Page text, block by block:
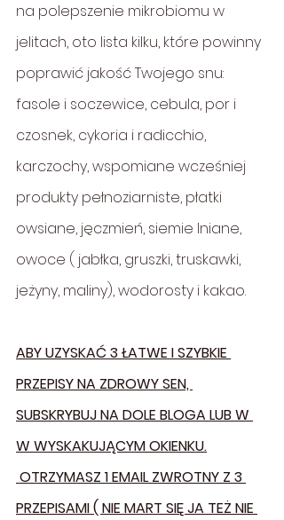
na polepszenie mikrobiomu w
jelitach, oto lista kilku, które powinny
poprawić jakość Twojego snu:
fasole i soczewice, cebula, por i
czosnek, cykoria i radicchio,
karczochy, wspomiane wcześniej
produkty pełnoziarniste, płatki
owsiane, jęczmień, siemie lniane,
owoce ( jabłka, gruszki, truskawki,
jeżyny, maliny), wodorosty i kakao.
ABY UZYSKAĆ 3 ŁATWE I SZYBKIE
PRZEPISY NA ZDROWY SEN,
SUBSKRYBUJ NA DOLE BLOGA LUB W
W WYSKAKUJĄCYM OKIENKU.
PRZEPISAMI ( NIE MART SIĘ JA TEŻ NIE